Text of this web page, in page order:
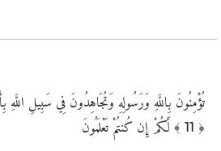
تُؤْمِنُونَ بِاللَّهِ وَرَسُولِهِ وَتُجَاهِدُونَ فِي سَبِيلِ
لَّكُمْ إِن كُنتُمْ تَعْلَمُونَ ﴾ 11 ﴿